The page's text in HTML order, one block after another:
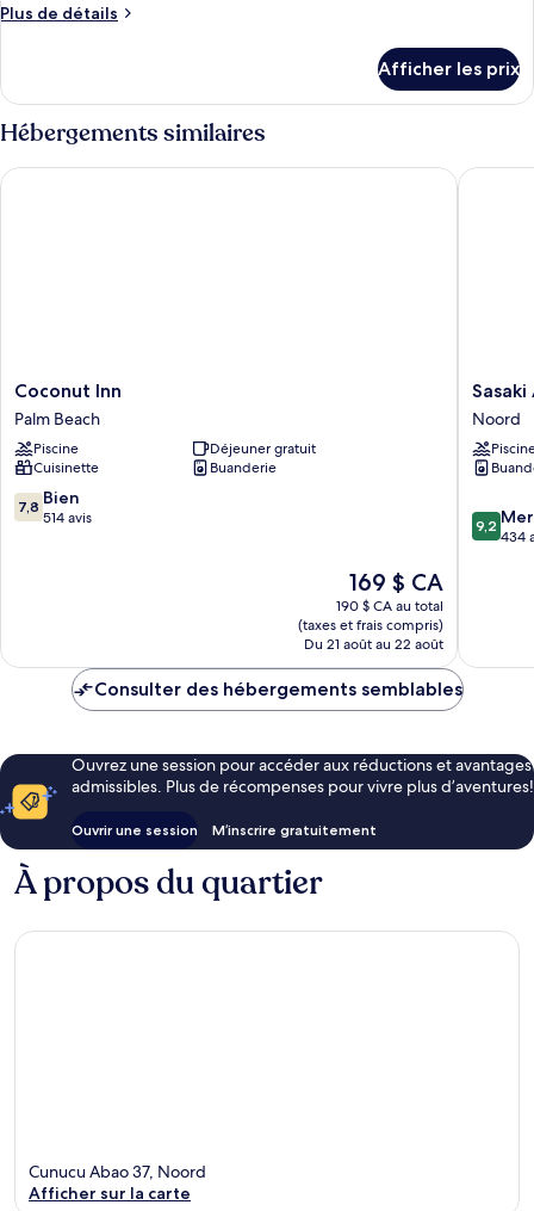
chambre :
chambres
Plus de détails
Plus
Suite,
2
chambres
Afficher les prix
Hébergements similaires
Coconut
Inn
Palm
Beach
Coconut Inn
Palm Beach
Piscine
Déjeuner gratuit
Cuisinette
Buanderie
7.8
sur
7,8 Bien
514 avis
Le
prix
est
de
169 $ CA
169 $ CA
190 $ CA au total
(taxes et frais compris)
Du 21 août au 22 août
Coconut Inn
Sasaki
Noord
Noord
9.2
sur
9,2
434
Sasaki
Consulter des hébergements semblables
Ouvrez une session pour accéder aux réductions et avantages
admissibles. Plus de récompenses pour vivre plus d’aventures!
Ouvrir une session M’inscrire gratuitement
À propos du quartier
Cunucu Abao 37, Noord
Afficher sur la carte